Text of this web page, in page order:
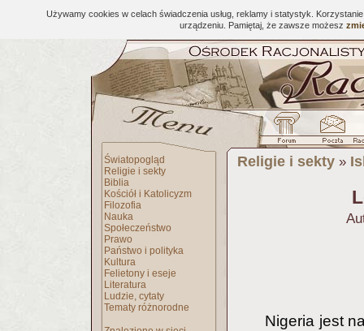
Używamy cookies w celach świadczenia usług, reklamy i statystyk.
urządzeniu. Pamiętaj, że zawsze możesz
Światopogląd
Religie i sekty
Biblia
Kościół i Katolicyzm
Filozofia
Nauka
Społeczeństwo
Prawo
Państwo i polityka
Kultura
Felietony i eseje
Literatura
Ludzie, cytaty
Tematy różnorodne
Religie i sekty »
Nigeria jest